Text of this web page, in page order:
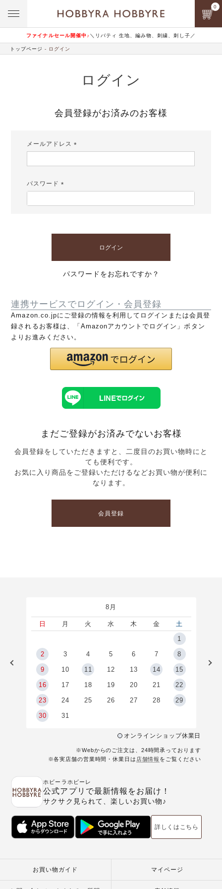
ファイナルセール開催中♪ ＼リバティ 生地、編み物、刺繍、刺し子／
0
トップページ ログイン
ログイン
会員登録がお済みのお客様
メールアドレス
パスワード
ログイン
パスワードをお忘れですか？
連携サービスでログイン・会員登録
Amazon.co.jpにご登録の情報を利用してログインまたは会員登
録されるお客様は、「Amazonアカウントでログイン」ボタン
よりお進みください。
まだご登録がお済みでないお客様
会員登録をしていただきますと、二度目のお買い物時にと
ても便利です。
お気に入り商品をご登録いただけるなどお買い物が便利に
なります。
会員登録
8月
日 月 火 水 木 金
土
1
2 3 4 5 6 7 8
9 10 11 12 13 14 15
16 17 18 19 20 21 22
23 24 25 26 27 28 29
30 31
オンラインショップ休業日
※Webからのご注文は、24時間承っております
※各実店舗の営業時間・休業日は 店舗情報 をご覧ください
ホビーラホビーレ
公式アプリで最新情報をお届け！
サクサク見られて、楽しいお買い物♪
詳しくはこちら
お買い物ガイド マイページ